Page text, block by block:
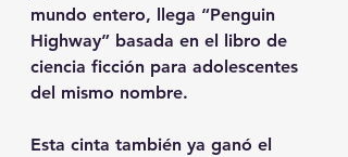
mundo entero, llega “Penguin
Highway” basada en el libro de
ciencia ficción para adolescentes
del mismo nombre.
Esta cinta también ya ganó el